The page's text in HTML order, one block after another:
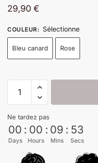
29,90 €
COULEUR: Sélectionne
Bleu canard Rose
Ne tardez pas
00
Days
: 00
Hours
: 09
Mins
: 53
Secs